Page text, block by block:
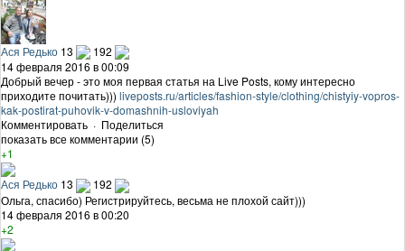
Ася Редько 13
192
14 февраля 2016 в 00:09
Добрый вечер - это моя первая статья на Live Posts, кому интересно
приходите почитать))) liveposts.ru/articles/fashion-style/clothing/chistyiy-vopros-
kak-postirat-puhovik-v-domashnih-usloviyah
Комментировать · Поделиться
показать все комментарии (5)
+1
Ася Редько 13
192
Ольга, спасибо) Регистрируйтесь, весьма не плохой сайт)))
14 февраля 2016 в 00:20
+2